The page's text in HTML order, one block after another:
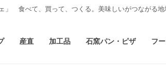
食べて、買って、つくる。美味しいがつながる
産直 加工品 石窯パン・ピザ フ